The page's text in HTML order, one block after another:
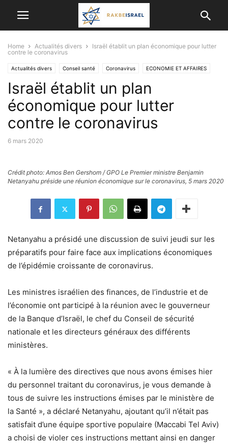
Home Actualités divers
Israël établit un plan économique pour lutter
contre le coronavirus
Actualités divers Conseil santé Coronavirus ECONOMIE ET ​​AFFAIRES
Israël établit un plan
économique pour lutter
contre le coronavirus
6 mars 2020
Crédit photo: Amos Ben Gershom / GPO Le Premier ministre Benjamin
Netanyahu préside une réunion économique sur le coronavirus, 5 mars 2020
Netanyahu a présidé une discussion de suivi jeudi sur les
préparatifs pour faire face aux implications économiques
de l’épidémie croissante de coronavirus.
Les ministres israélien des finances, de l’industrie et de
l’économie ont participé à la réunion avec le gouverneur
de la Banque d’Israël, le chef du Conseil de sécurité
nationale et les directeurs généraux des différents
ministères.
« À la lumière des directives que nous avons émises hier
du personnel traitant du coronavirus, je vous demande à
tous de suivre les instructions émises par le ministère de
la Santé », a déclaré Netanyahu, ajoutant qu’il n’était pas
satisfait d’une équipe sportive populaire (Maccabi Tel Aviv)
a choisi de violer ces instructions mettant ainsi en danger